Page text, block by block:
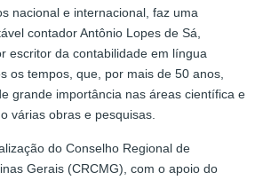
nacional e internacional, faz uma
contador Antônio Lopes de Sá,
escritor da contabilidade em língua
os tempos, que, por mais de 50 anos,
grande importância nas áreas científica e
várias obras e pesquisas.
do Conselho Regional de
Gerais (CRCMG), com o apoio do